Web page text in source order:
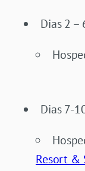
Dias 2 –
Dias 7-
Resort &